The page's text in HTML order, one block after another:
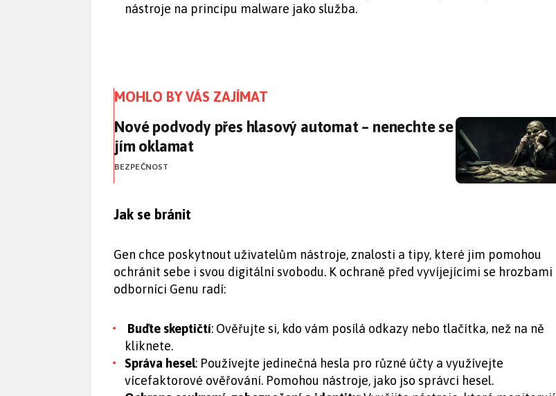
nástroje na principu malware jako služba.
MOHLO BY VÁS ZAJÍMAT
Nové podvody přes hlasový automat – nenechte se jím oklamat
Nové podvody přes hlasový automat – nenechte se
jím oklamat
BEZPEČNOST
Jak se bránit
Gen chce poskytnout uživatelům nástroje, znalosti a tipy, které jim pomohou
ochránit sebe i svou digitální svobodu. K ochraně před vyvíjejícími se hrozbami
odborníci Genu radí:
Buďte skeptičtí: Ověřujte si, kdo vám posílá odkazy nebo tlačítka, než na ně
kliknete.
Správa hesel: Používejte jedinečná hesla pro různé účty a využívejte
vícefaktorové ověřování. Pomohou nástroje, jako jso správci hesel.